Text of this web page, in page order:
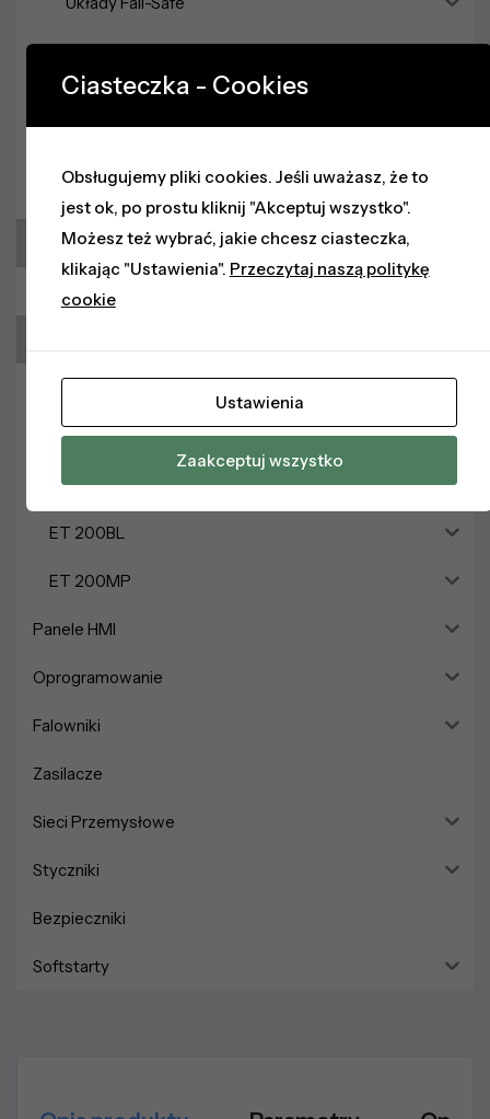
Moduły technologiczne
Moduły komunikacyjne
Akcesoria
Zasilacze
Karty pamięci
Etykiety i zaślepki
ET 200BL
ET 200MP
Panele HMI
Oprogramowanie
Falowniki
Zasilacze
Sieci Przemysłowe
Styczniki
Bezpieczniki
Softstarty
Ciasteczka - Cookies
Obsługujemy pliki cookies. Jeśli uważasz, że to
jest ok, po prostu kliknij "Akceptuj wszystko".
Możesz też wybrać, jakie chcesz ciasteczka,
klikając "Ustawienia". Przeczytaj naszą politykę
cookie
Ustawienia
Zaakceptuj wszystko